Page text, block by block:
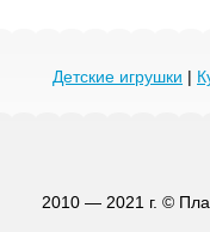
Детские игрушки |
2010 — 2021 г. ©